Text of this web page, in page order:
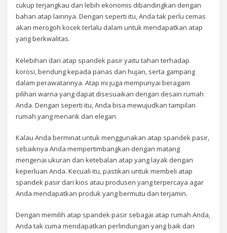
cukup terjangkau dan lebih ekonomis dibandingkan dengan
bahan atap lainnya. Dengan seperti itu, Anda tak perlu cemas
akan merogoh kocek terlalu dalam untuk mendapatkan atap
yang berkwalitas.
Kelebihan dari atap spandek pasir yaitu tahan terhadap
korosi, bendung kepada panas dan hujan, serta gampang
dalam perawatannya. Atap ini juga mempunyai beragam
pilihan warna yang dapat disesuaikan dengan desain rumah
Anda. Dengan seperti itu, Anda bisa mewujudkan tampilan
rumah yang menarik dan elegan.
Kalau Anda berminat untuk menggunakan atap spandek pasir,
sebaiknya Anda mempertimbangkan dengan matang
mengenai ukuran dan ketebalan atap yang layak dengan
keperluan Anda. Kecuali itu, pastikan untuk membeli atap
spandek pasir dari kios atau produsen yang terpercaya agar
Anda mendapatkan produk yang bermutu dan terjamin.
Dengan memilih atap spandek pasir sebagai atap rumah Anda,
Anda tak cuma mendapatkan perlindungan yang baik dari